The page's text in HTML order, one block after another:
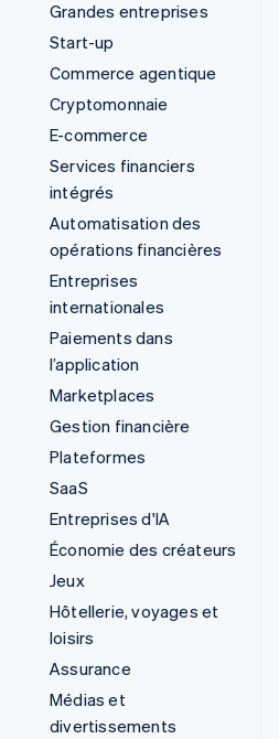
Grandes entreprises
Start-up
Commerce agentique
Cryptomonnaie
E-commerce
Services financiers
intégrés
Automatisation des
opérations financières
Entreprises
internationales
Paiements dans
l’application
Marketplaces
Gestion financière
Plateformes
SaaS
Entreprises d'IA
Économie des créateurs
Jeux
Hôtellerie, voyages et
loisirs
Assurance
Médias et
divertissements